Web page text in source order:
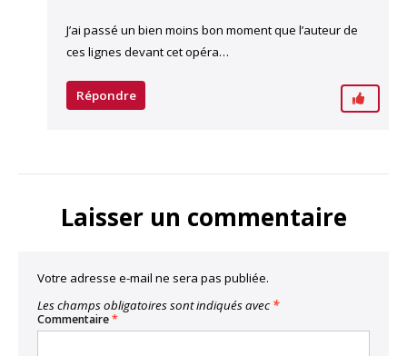
J’ai passé un bien moins bon moment que l’auteur de
ces lignes devant cet opéra…
Répondre
Laisser un commentaire
Votre adresse e-mail ne sera pas publiée.
Les champs obligatoires sont indiqués avec *
Commentaire*